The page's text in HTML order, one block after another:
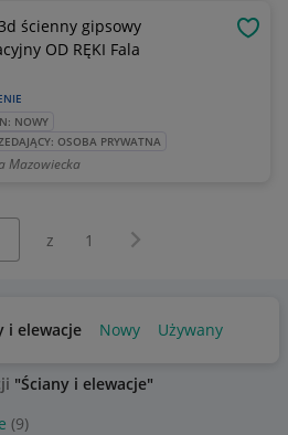
ścienny gipsowy
OD RĘKI Fala
NOWY
OSOBA PRYWATNA
Mazowiecka
z 1 Następna strona
i elewacje Nowy Używany
"Ściany i elewacje"
(9)